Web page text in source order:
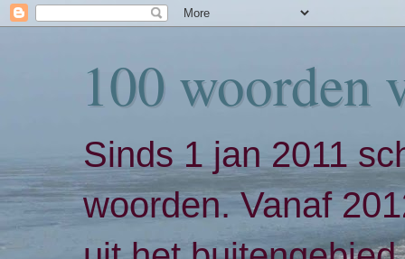
100 woorden
Sinds 1 jan 2011
woorden. Vanaf